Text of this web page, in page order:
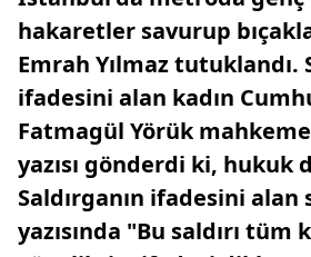
hakaretler savurup
Emrah Yılmaz tutuklandı.
ifadesini alan kadın
Fatmagül Yörük
yazısı gönderdi ki, hukuk
Saldırganın ifadesini alan
yazısında "Bu saldırı tüm